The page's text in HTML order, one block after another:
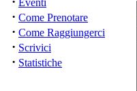
Eventi
· Come Prenotare
· Come Raggiungerci
· Scrivici
· Statistiche